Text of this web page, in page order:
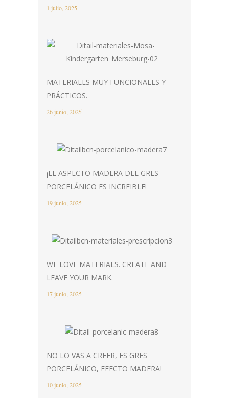
1 julio, 2025
MATERIALES MUY FUNCIONALES Y
PRÁCTICOS.
26 junio, 2025
¡EL ASPECTO MADERA DEL GRES
PORCELÁNICO ES INCREIBLE!
19 junio, 2025
WE LOVE MATERIALS. CREATE AND
LEAVE YOUR MARK.
17 junio, 2025
NO LO VAS A CREER, ES GRES
PORCELÁNICO, EFECTO MADERA!
10 junio, 2025